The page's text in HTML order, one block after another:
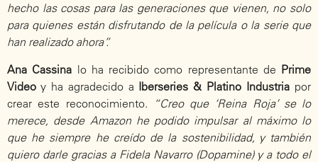
hecho las cosas para las generaciones que vienen, no solo
para quienes están disfrutando de la película o la serie que
han realizado ahora”.
Ana Cassina lo ha recibido como representante de Prime
Video y ha agradecido a Iberseries & Platino Industria por
crear este reconocimiento.
“Creo que ‘Reina Roja’ se lo
merece, desde Amazon he podido impulsar al máximo lo
que he siempre he creído de la sostenibilidad, y también
quiero darle gracias a Fidela Navarro (Dopamine) y a todo el